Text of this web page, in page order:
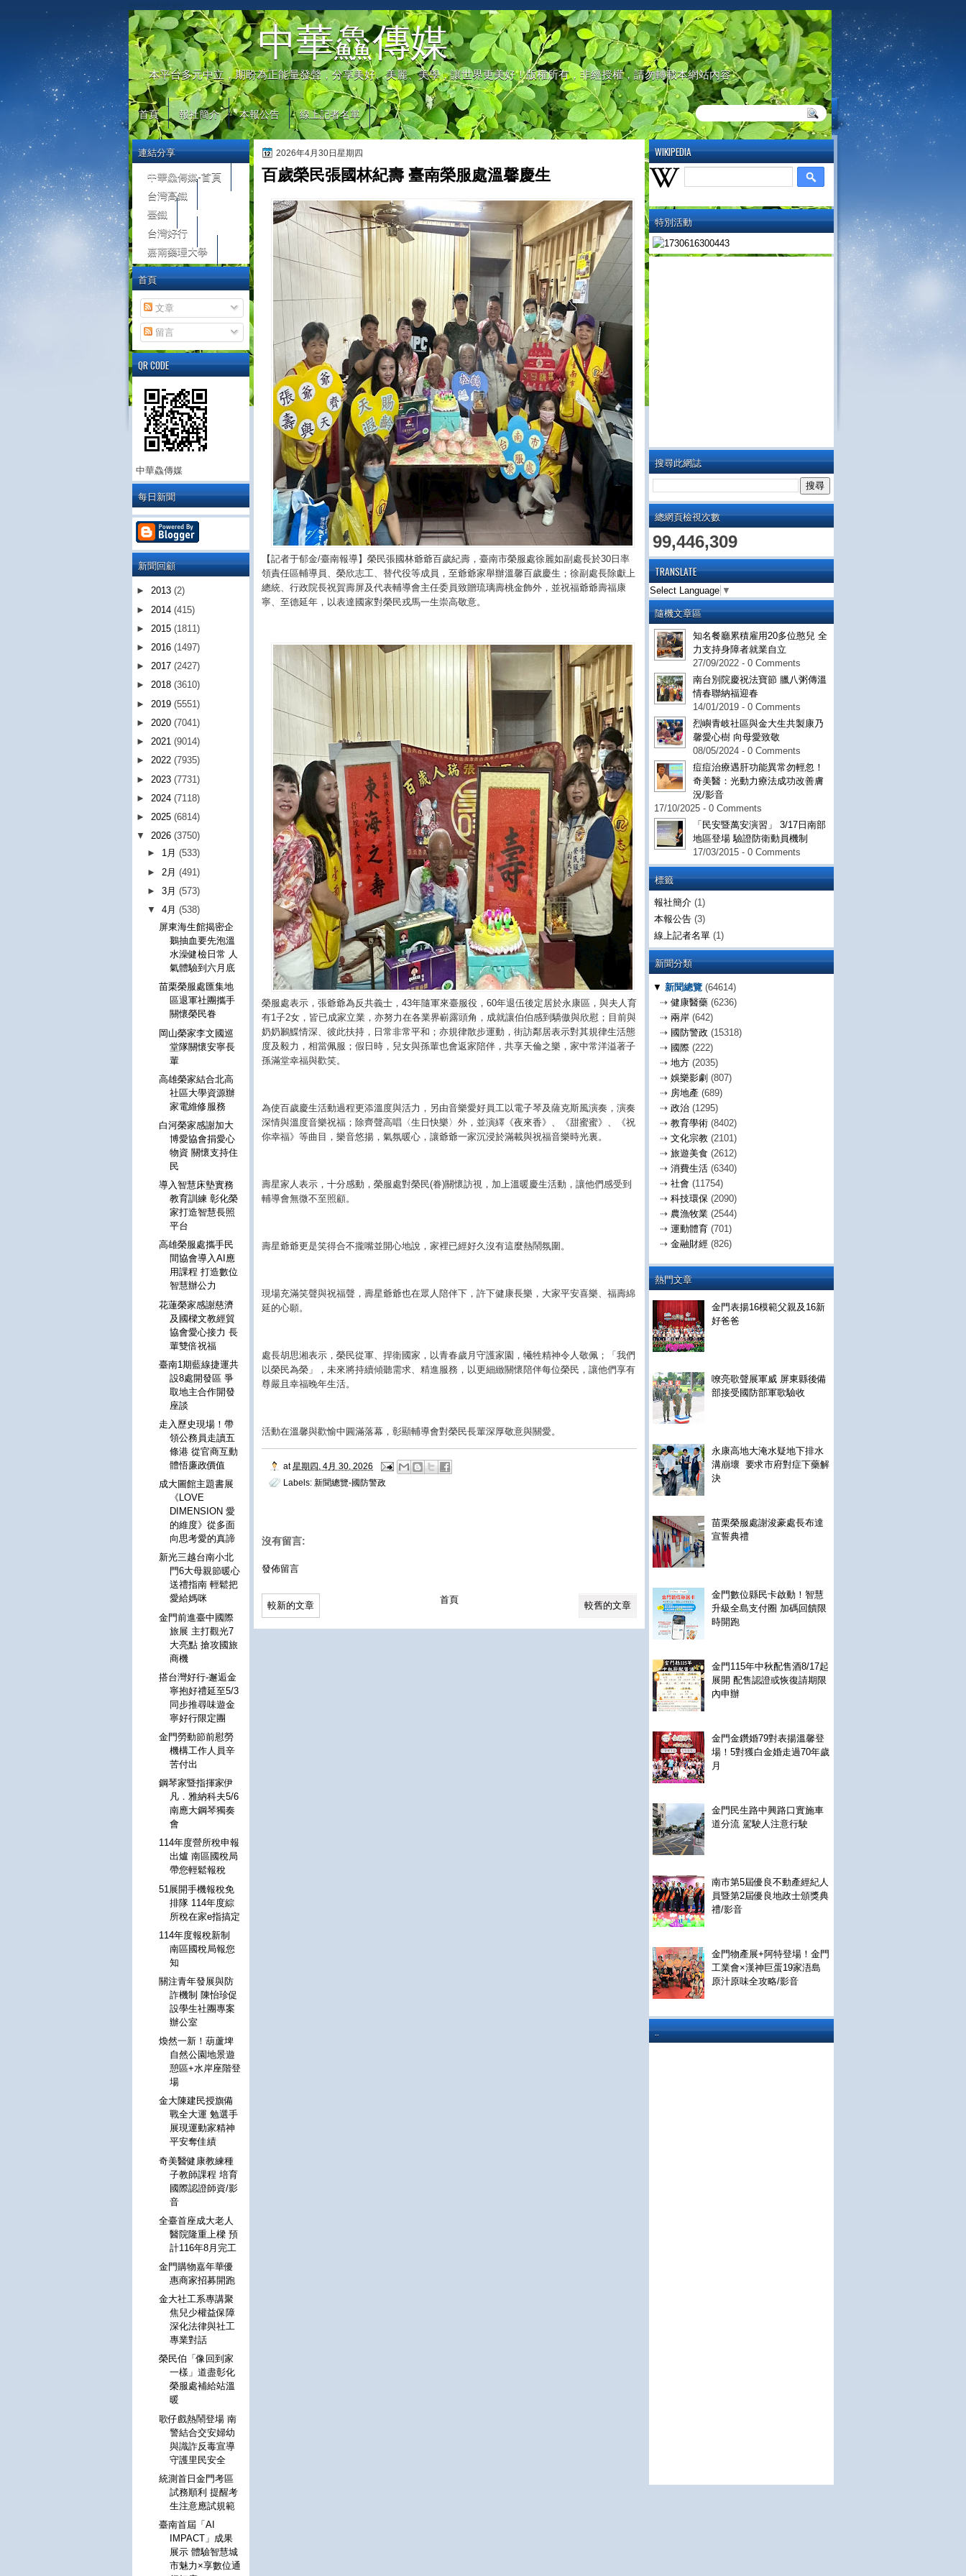
中華鱻傳媒
本平台多元中立，期盼為正能量發聲，分享美好、美麗、美學，讓世界更美好！版權所有，非經授權，請勿轉載本網站內容
首頁 報社簡介 本報公告 線上記者名單
WIKIPEDIA
特別活動
搜尋此網誌
總網頁檢視次數
99,446,309
TRANSLATE
Select Language ▼
隨機文章區
知名餐廳累積雇用20多位憨兒 全
力支持身障者就業自立
27/09/2022 - 0 Comments
南台別院慶祝法寶節 臘八粥傳溫
情春聯納福迎春
14/01/2019 - 0 Comments
烈嶼青岐社區與金大生共製康乃
馨愛心樹 向母愛致敬
08/05/2024 - 0 Comments
痘痘治療遇肝功能異常勿輕忽！
奇美醫：光動力療法成功改善膚
況/影音
17/10/2025 - 0 Comments
「民安暨萬安演習」 3/17日南部
地區登場 驗證防衛動員機制
17/03/2015 - 0 Comments
標籤
報社簡介 (1)
本報公告 (3)
線上記者名單 (1)
新聞分類
▼ 新聞總覽 (64614)
⇢ 健康醫藥 (6236)
⇢ 兩岸 (642)
⇢ 國防警政 (15318)
⇢ 國際 (222)
⇢ 地方 (2035)
⇢ 娛樂影劇 (807)
⇢ 房地產 (689)
⇢ 政治 (1295)
⇢ 教育學術 (8402)
⇢ 文化宗教 (2101)
⇢ 旅遊美食 (2612)
⇢ 消費生活 (6340)
⇢ 社會 (11754)
⇢ 科技環保 (2090)
⇢ 農漁牧業 (2544)
⇢ 運動體育 (701)
⇢ 金融財經 (826)
熱門文章
金門表揚16模範父親及16新
好爸爸
嘹亮歌聲展軍威 屏東縣後備
部接受國防部軍歌驗收
永康高地大淹水疑地下排水
溝崩壞 要求市府對症下藥解
決
苗栗榮服處謝浚豪處長布達
宣誓典禮
金門數位縣民卡啟動！智慧
升級全島支付圈 加碼回饋限
時開跑
金門115年中秋配售酒8/17起
展開 配售認證或恢復請期限
內申辦
金門金鑽婚79對表揚溫馨登
場！5對獲白金婚走過70年歲
月
金門民生路中興路口實施車
道分流 駕駛人注意行駛
南市第5屆優良不動產經紀人
員暨第2屆優良地政士頒獎典
禮/影音
金門物產展+阿特登場！金門
工業會×漢神巨蛋19家浯島
原汁原味全攻略/影音
..
2026年4月30日星期四
百歲榮民張國林紀壽 臺南榮服處溫馨慶生
【記者于郁金/臺南報導】榮民張國林爺爺百歲紀壽，臺南市榮服處徐麗如副處長於30日率
領責任區輔導員、榮欣志工、替代役等成員，至爺爺家舉辦溫馨百歲慶生；徐副處長除獻上
總統、行政院長祝賀壽屏及代表輔導會主任委員致贈琉璃壽桃金飾外，並祝福爺爺壽福康
寧、至德延年，以表達國家對榮民戎馬一生崇高敬意。
榮服處表示，張爺爺為反共義士，43年隨軍來臺服役，60年退伍後定居於永康區，與夫人育
有1子2女，皆已成家立業，亦努力在各業界嶄露頭角，成就讓伯伯感到驕傲與欣慰；目前與
奶奶鶼鰈情深、彼此扶持，日常非常平和；亦規律散步運動，街訪鄰居表示對其規律生活態
度及毅力，相當佩服；假日時，兒女與孫輩也會返家陪伴，共享天倫之樂，家中常洋溢著子
孫滿堂幸福與歡笑。
為使百歲慶生活動過程更添溫度與活力，另由音樂愛好員工以電子琴及薩克斯風演奏，演奏
深情與溫度音樂祝福；除齊聲高唱〈生日快樂〉外，並演繹《夜來香》、《甜蜜蜜》、《祝
你幸福》等曲目，樂音悠揚，氣氛暖心，讓爺爺一家沉浸於滿載與祝福音樂時光裏。
壽星家人表示，十分感動，榮服處對榮民(眷)關懷訪視，加上溫暖慶生活動，讓他們感受到
輔導會無微不至照顧。
壽星爺爺更是笑得合不攏嘴並開心地說，家裡已經好久沒有這麼熱鬧氛圍。
現場充滿笑聲與祝福聲，壽星爺爺也在眾人陪伴下，許下健康長樂，大家平安喜樂、福壽綿
延的心願。
處長胡思湘表示，榮民從軍、捍衛國家，以青春歲月守護家園，犧牲精神令人敬佩；「我們
以榮民為榮」，未來將持續傾聽需求、精進服務，以更細緻關懷陪伴每位榮民，讓他們享有
尊嚴且幸福晚年生活。
活動在溫馨與歡愉中圓滿落幕，彰顯輔導會對榮民長輩深厚敬意與關愛。
at 星期四, 4月 30, 2026
Labels: 新聞總覽-國防警政
沒有留言:
發佈留言
較新的文章 較舊的文章
首頁
連結分享
中華鱻傳媒-首頁
台灣高鐵
臺鐵
台灣好行
嘉南藥理大學
首頁
文章
留言
QR CODE
中華鱻傳媒
每日新聞
新聞回顧
► 2013 (2)
► 2014 (415)
► 2015 (1811)
► 2016 (1497)
► 2017 (2427)
► 2018 (3610)
► 2019 (5551)
► 2020 (7041)
► 2021 (9014)
► 2022 (7935)
► 2023 (7731)
► 2024 (7118)
► 2025 (6814)
▼ 2026 (3750)
► 1月(533)
► 2月(491)
►3月(573)
▼4月(538)
屏東海生館揭密企
鵝抽血要先泡溫
水澡健檢日常 人
氣體驗到六月底
苗栗榮服處匯集地
區退軍社團攜手
關懷榮民眷
岡山榮家李文國巡
堂隊關懷安寧長
輩
高雄榮家結合北高
社區大學資源辦
家電維修服務
白河榮家感謝加大
博愛協會捐愛心
物資 關懷支持住
民
導入智慧床墊實務
教育訓練 彰化榮
家打造智慧長照
平台
高雄榮服處攜手民
間協會導入AI應
用課程 打造數位
智慧辦公力
花蓮榮家感謝慈濟
及國樑文教經貿
協會愛心接力 長
輩雙倍祝福
臺南1期藍線捷運共
設8處開發區 爭
取地主合作開發
座談
走入歷史現場！帶
領公務員走讀五
條港 從官商互動
體悟廉政價值
成大圖館主題書展
《LOVE
DIMENSION 愛
的維度》從多面
向思考愛的真諦
新光三越台南小北
門6大母親節暖心
送禮指南 輕鬆把
愛給媽咪
金門前進臺中國際
旅展 主打觀光7
大亮點 搶攻國旅
商機
搭台灣好行-邂逅金
寧抱好禮延至5/3
同步推尋味遊金
寧好行限定團
金門勞動節前慰勞
機構工作人員辛
苦付出
鋼琴家暨指揮家伊
凡．雅納科夫5/6
南應大鋼琴獨奏
會
114年度營所稅申報
出爐 南區國稅局
帶您輕鬆報稅
51展開手機報稅免
排隊 114年度綜
所稅在家e指搞定
114年度報稅新制
南區國稅局報您
知
關注青年發展與防
詐機制 陳怡珍促
設學生社團專案
辦公室
煥然一新！葫蘆埤
自然公園地景遊
憩區+水岸座階登
場
金大陳建民授旗備
戰全大運 勉選手
展現運動家精神
平安奪佳績
奇美醫健康教練種
子教師課程 培育
國際認證師資/影
音
全臺首座成大老人
醫院隆重上樑 預
計116年8月完工
金門購物嘉年華優
惠商家招募開跑
金大社工系專講聚
焦兒少權益保障
深化法律與社工
專業對話
榮民伯「像回到家
一樣」道盡彰化
榮服處補給站溫
暖
歌仔戲熱鬧登場 南
警結合交安婦幼
與識詐反毒宣導
守護里民安全
統測首日金門考區
試務順利 提醒考
生注意應試規範
臺南首屆「AI
IMPACT」成果
展示 體驗智慧城
市魅力×享數位通